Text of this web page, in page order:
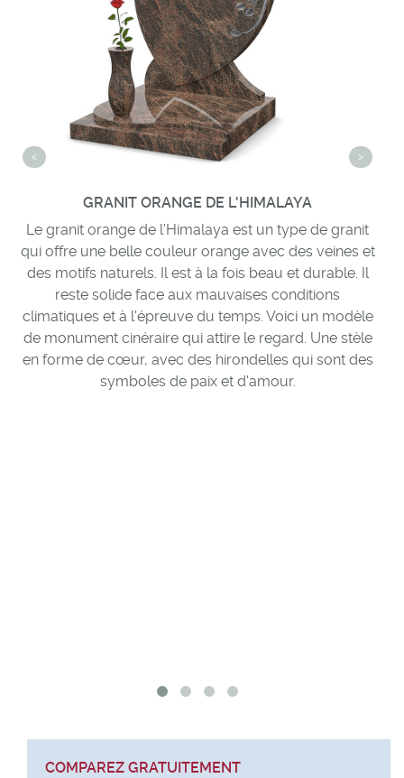
GRANIT ORANGE DE L'HIMALAYA
Le granit orange de l'Himalaya est un type de granit
qui offre une belle couleur orange avec des veines et
des motifs naturels. Il est à la fois beau et durable. Il
reste solide face aux mauvaises conditions
climatiques et à l'épreuve du temps. Voici un modèle
de monument cinéraire qui attire le regard. Une stèle
en forme de cœur, avec des hirondelles qui sont des
symboles de paix et d'amour.
< >
COMPAREZ GRATUITEMENT